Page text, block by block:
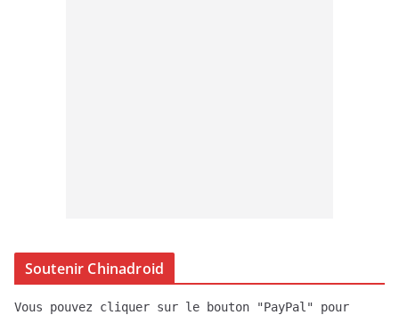
Soutenir Chinadroid
Vous pouvez cliquer sur le bouton "PayPal" pour